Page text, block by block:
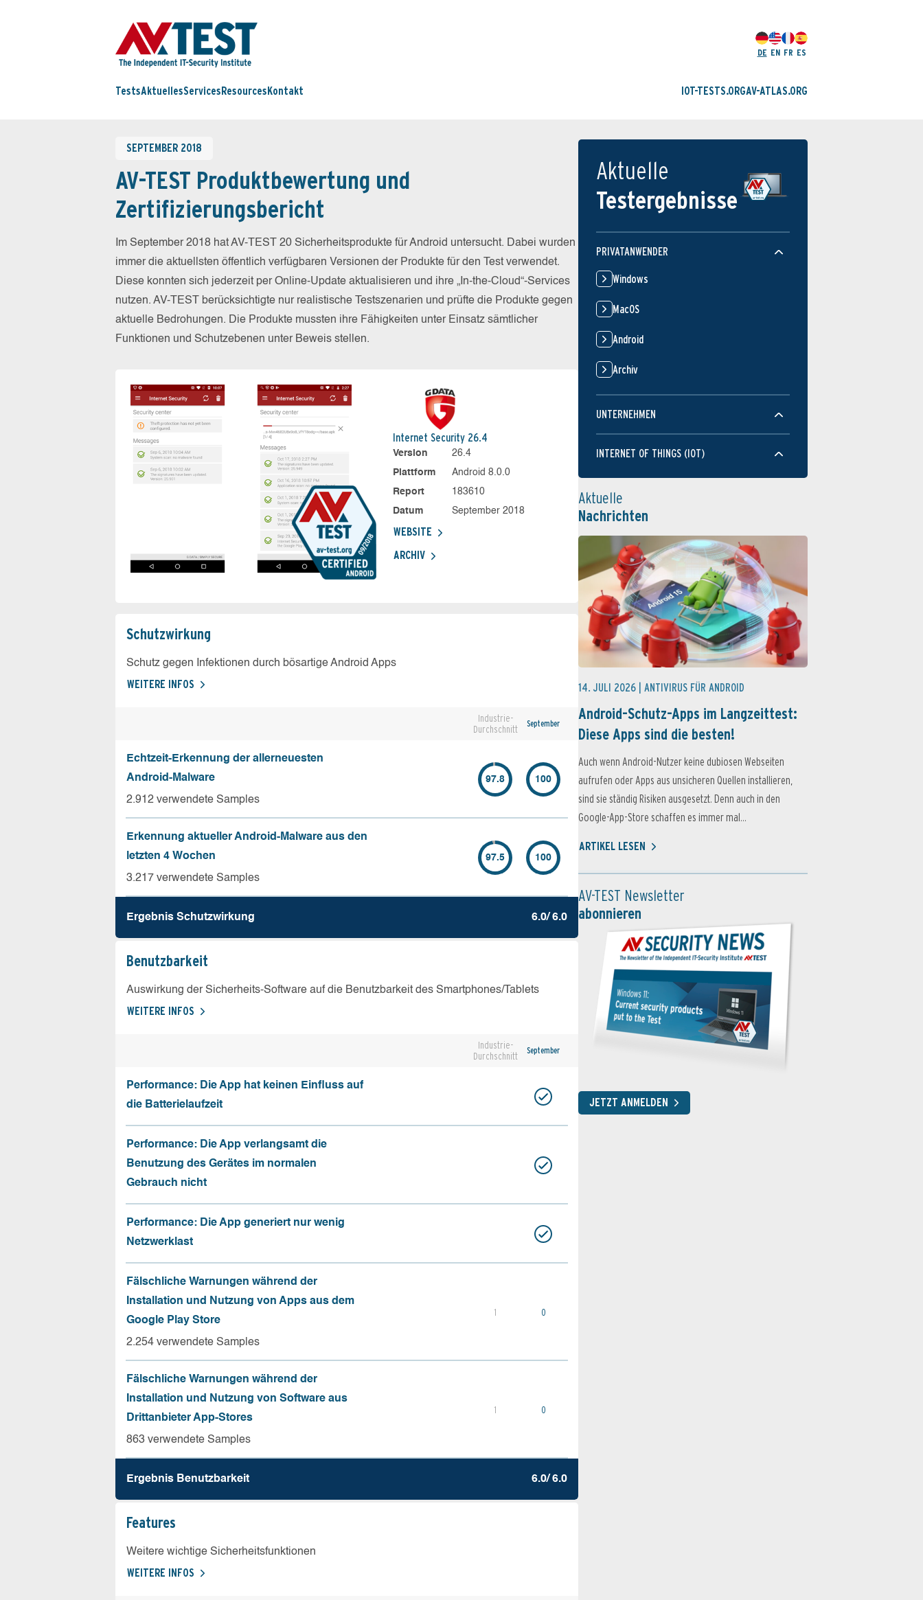
DE EN FR ES
TestsAktuellesServices Resources Kontakt IOT-TESTS.ORGAV-ATLAS.ORG
SEPTEMBER 2018
AV-TEST Produktbewertung und
Zertifizierungsbericht
Im September 2018 hat AV-TEST 20 Sicherheitsprodukte für Android untersucht. Dabei wurden
immer die aktuellsten öffentlich verfügbaren Versionen der Produkte für den Test verwendet.
Diese konnten sich jederzeit per Online-Update aktualisieren und ihre „In-the-Cloud“-Services
nutzen. AV-TEST berücksichtigte nur realistische Testszenarien und prüfte die Produkte gegen
aktuelle Bedrohungen. Die Produkte mussten ihre Fähigkeiten unter Einsatz sämtlicher
Funktionen und Schutzebenen unter Beweis stellen.
Internet Security 26.4
Version
26.4
Plattform
Android 8.0.0
Report
183610
Datum
September 2018
WEBSITE
ARCHIV
Schutz­wirkung
Schutz gegen Infektionen durch bösartige Android Apps
WEITERE INFOS
Industrie-
Durchschnitt
September
Echtzeit-Erkennung der allerneuesten
Android-Malware
2.912 verwendete Samples
97.8 100
Erkennung aktueller Android-Malware aus den
letzten 4 Wochen
3.217 verwendete Samples
97.5 100
Ergebnis Schutz­wirkung 6.0/ 6.0
Benutz­barkeit
Auswirkung der Sicherheits-Software auf die Benutzbarkeit des Smartphones/Tablets
WEITERE INFOS
Industrie-
Durchschnitt
September
Performance: Die App hat keinen Einfluss auf
die Batterielaufzeit
Performance: Die App verlangsamt die
Benutzung des Gerätes im normalen
Gebrauch nicht
Performance: Die App generiert nur wenig
Netzwerklast
Fälschliche Warnungen während der
Installation und Nutzung von Apps aus dem
Google Play Store
2.254 verwendete Samples
1 0
Fälschliche Warnungen während der
Installation und Nutzung von Software aus
Drittanbieter App-Stores
863 verwendete Samples
1 0
Ergebnis Benutz­barkeit 6.0/ 6.0
Features
Weitere wichtige Sicherheitsfunktionen
WEITERE INFOS
Aktuelle
Testergebnisse
PRIVATANWENDER
Windows
MacOS
Android
Archiv
UNTERNEHMEN
INTERNET OF THINGS (IOT)
Aktuelle
Nachrichten
14. JULI 2026 | ANTIVIRUS FÜR ANDROID
Android-Schutz-Apps im Langzeittest:
Diese Apps sind die besten!
Auch wenn Android-Nutzer keine dubiosen Webseiten
aufrufen oder Apps aus unsicheren Quellen installieren,
sind sie ständig Risiken ausgesetzt. Denn auch in den
Google-App-Store schaffen es immer mal...
ARTIKEL LESEN
AV-TEST Newsletter
abonnieren
JETZT ANMELDEN